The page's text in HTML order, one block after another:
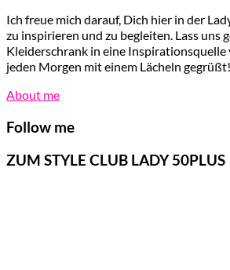
Ich freue mich darauf, Dich hier in der
zu inspirieren und zu begleiten. Lass uns
Kleiderschrank in eine Inspirationsquelle
jeden Morgen mit einem Lächeln gegrüßt!
About me
Follow me
ZUM STYLE CLUB LADY 50PLUS